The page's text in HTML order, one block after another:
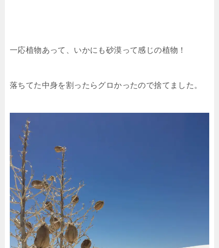
一応植物あって、いかにも砂漠って感じの植物！
落ちてた中身を割ったらグロかったので捨てました。